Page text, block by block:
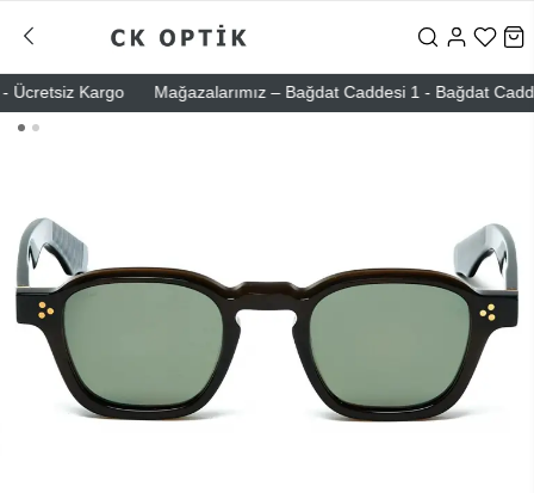
Kargo Mağazalarımız – Bağdat Caddesi 1 - Bağdat